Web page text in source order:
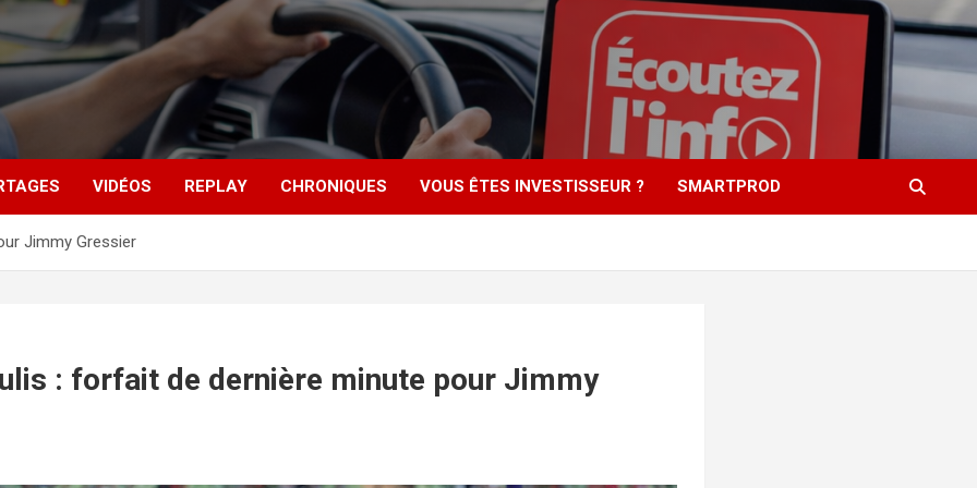
VIDÉOS REPLAY CHRONIQUES VOUS ÊTES INVESTISSEUR ? SMARTPROD
Jimmy Gressier
: forfait de dernière minute pour Jimmy